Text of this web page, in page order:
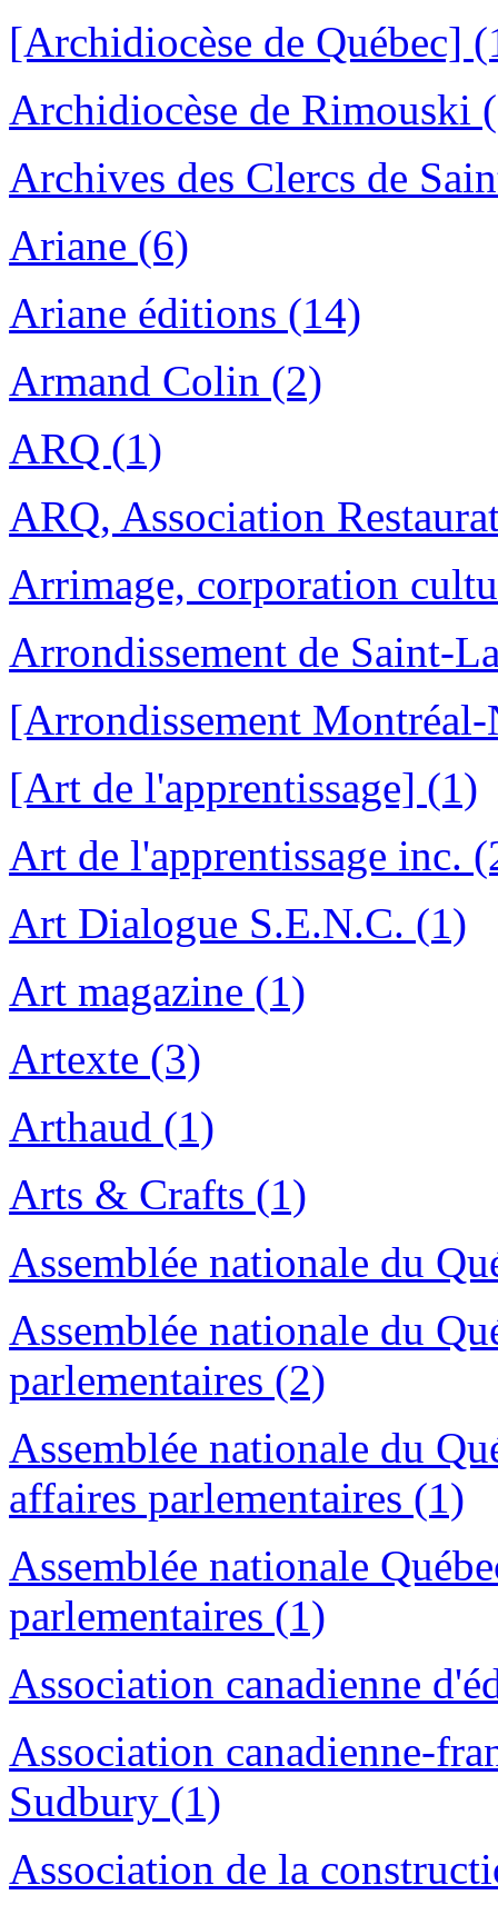
[Archidiocèse de Québec]
Archidiocèse de Rimouski
Archives des Clercs de
Ariane (6)
Ariane éditions (14)
Armand Colin (2)
ARQ (1)
ARQ, Association
Arrimage, corporation
Arrondissement de Saint-
[Arrondissement
[Art de l'apprentissage] (1)
Art de l'apprentissage inc.
Art Dialogue S.E.N.C. (1)
Art magazine (1)
Artexte (3)
Arthaud (1)
Arts & Crafts (1)
Assemblée nationale du
Assemblée nationale du
parlementaires (2)
Assemblée nationale du
affaires parlementaires (1)
Assemblée nationale
parlementaires (1)
Association canadienne
Association canadienne-
Sudbury (1)
Association de la